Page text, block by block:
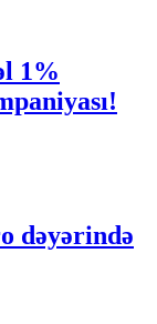
1%
dəyərində